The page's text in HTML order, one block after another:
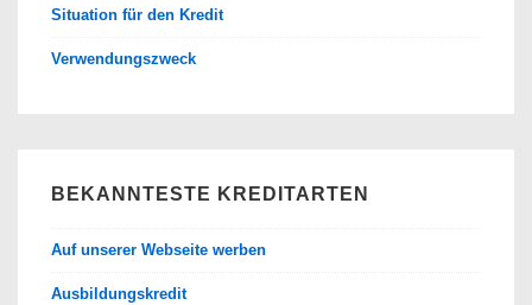
Situation für den Kredit
Verwendungszweck
BEKANNTESTE KREDITARTEN
Auf unserer Webseite werben
Ausbildungskredit